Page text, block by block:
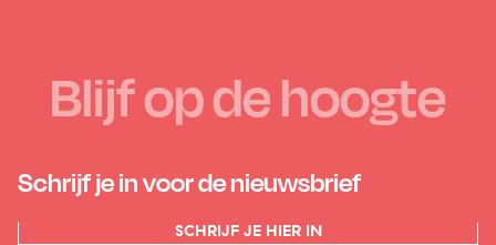
Blijf op de hoogte
Schrijf je in voor de nieuwsbrief
SCHRIJF JE HIER IN